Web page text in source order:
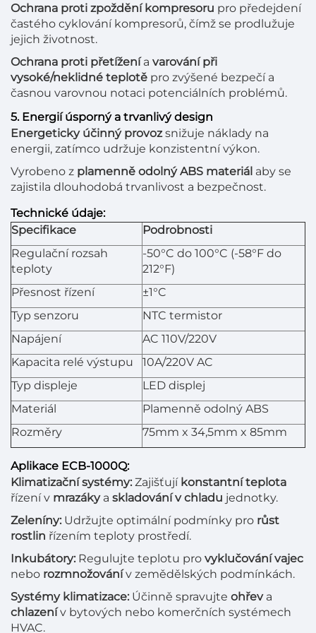
Ochrana proti zpoždění kompresoru pro předejdení
častého cyklování kompresorů, čímž se prodlužuje
jejich životnost.
Ochrana proti přetíženía varování při
vysoké/neklidné teplotě pro zvýšené bezpečí a
časnou varovnou notaci potenciálních problémů.
5. Energií úsporný a trvanlivý design
Energeticky účinný provozsnižuje náklady na
energii, zatímco udržuje konzistentní výkon.
Vyrobeno z plamenně odolný ABS materiál aby se
zajistila dlouhodobá trvanlivost a bezpečnost.
Technické údaje:
Specifikace
Podrobnosti
Regulační rozsah
teploty
-50°C do 100°C (-58°F do
212°F)
Přesnost řízení
±1°C
Typ senzoru
NTC termistor
Napájení
AC 110V/220V
Kapacita relé výstupu
10A/220V AC
Typ displeje
LED displej
Materiál
Plamenně odolný ABS
Rozměry
75mm x 34,5mm x 85mm
Aplikace ECB-1000Q:
Klimatizační systémy: Zajišťují konstantní teplota
řízení v mrazáky a skladování v chladu jednotky.
Zeleníny: Udržujte optimální podmínky pro růst
rostlin řízením teploty prostředí.
Inkubátory: Regulujte teplotu pro vyklučování vajec
nebo rozmnožovánív zemědělských podmínkách.
Systémy klimatizace: Účinně spravujte ohřev a
chlazenív bytových nebo komerčních systémech
HVAC.